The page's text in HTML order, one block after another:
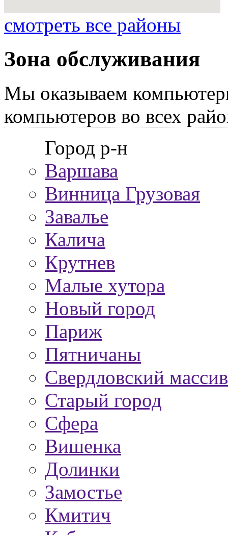
смотреть все районы
Зона обслуживания
Мы оказываем
компьютеров во всех
Город р-н
Варшава
Винница Грузовая
Завалье
Калича
Крутнев
Малые хутора
Новый город
Париж
Пятничаны
Свердловский массив
Старый город
Сфера
Вишенка
Долинки
Замостье
Кмитич